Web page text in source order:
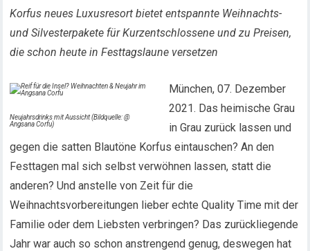
Korfus neues Luxusresort bietet entspannte Weihnachts-
und Silvesterpakete für Kurzentschlossene und zu Preisen,
die schon heute in Festtagslaune versetzen
Neujahrsdrinks mit Aussicht (Bildquelle: @
Angsana Corfu)
München, 07. Dezember
2021. Das heimische Grau
in Grau zurück lassen und
gegen die satten Blautöne Korfus eintauschen? An den
Festtagen mal sich selbst verwöhnen lassen, statt die
anderen? Und anstelle von Zeit für die
Weihnachtsvorbereitungen lieber echte Quality Time mit der
Familie oder dem Liebsten verbringen? Das zurückliegende
Jahr war auch so schon anstrengend genug, deswegen hat